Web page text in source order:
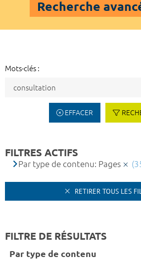
Recherche
Mots-clés :
EFFACER
FILTRES ACTIFS
Par type de contenu: Pages
RETIRER TOUS LES
FILTRE DE RÉSULTATS
Par type de contenu